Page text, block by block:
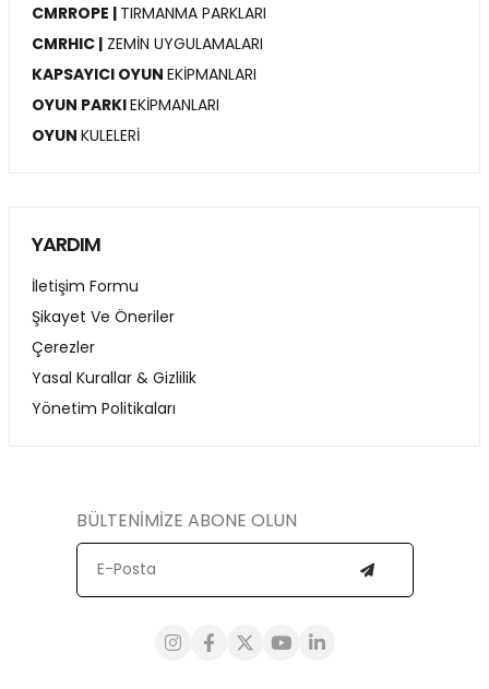
CMRROPE | TIRMANMA PARKLARI
CMRHIC | ZEMİN UYGULAMALARI
KAPSAYICI OYUN EKİPMANLARI
OYUN PARKIEKİPMANLARI
OYUN KULELERİ
YARDIM
İletişim Formu
Şikayet Ve Öneriler
Çerezler
Yasal Kurallar & Gizlilik
Yönetim Politikaları
BÜLTENİMİZE ABONE OLUN